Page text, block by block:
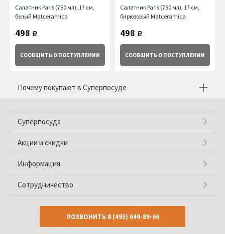
Салатник Paris (750 мл), 17 см,
белый Matceramica
498 руб.
СООБЩИТЬ О ПОСТУПЛЕНИИ
Салатник Paris (750 мл), 17 см,
бирюзовый Matceramica
498 руб.
СООБЩИТЬ О ПОСТУПЛЕНИИ
Почему покупают в Суперпосуде
Суперпосуда
Акции и скидки
Информация
Сотрудничество
ПОЗВОНИТЬ 8 (495) 649-89-66